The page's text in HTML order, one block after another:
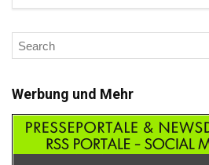
Werbung und Mehr